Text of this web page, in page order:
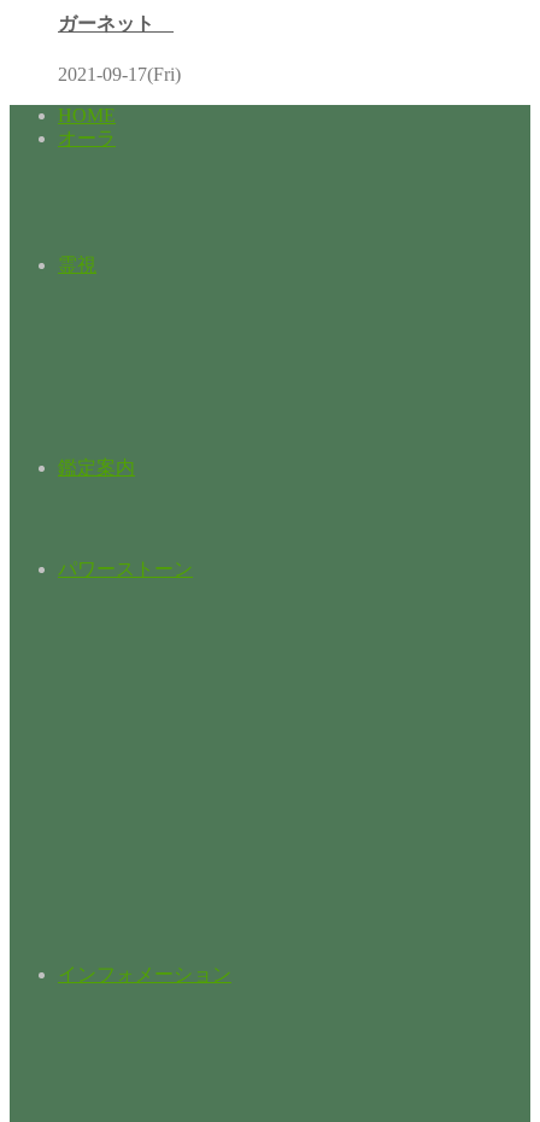
ガーネット
2021-09-17(Fri)
HOME
オーラ
霊視
鑑定案内
パワーストーン
インフォメーション